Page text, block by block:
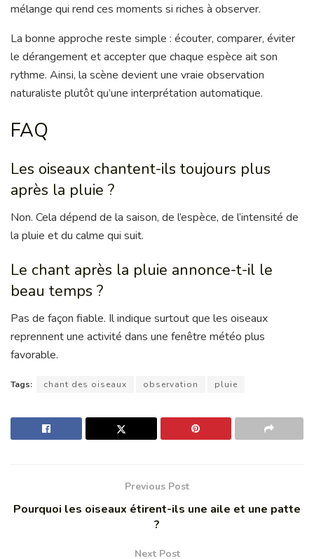
mélange qui rend ces moments si riches à observer.
La bonne approche reste simple : écouter, comparer, éviter
le dérangement et accepter que chaque espèce ait son
rythme. Ainsi, la scène devient une vraie observation
naturaliste plutôt qu’une interprétation automatique.
FAQ
Les oiseaux chantent-ils toujours plus
après la pluie ?
Non. Cela dépend de la saison, de l’espèce, de l’intensité de
la pluie et du calme qui suit.
Le chant après la pluie annonce-t-il le
beau temps ?
Pas de façon fiable. Il indique surtout que les oiseaux
reprennent une activité dans une fenêtre météo plus
favorable.
Tags: chant des oiseaux observation pluie
Previous Post
Pourquoi les oiseaux étirent-ils une aile et une patte
?
Next Post